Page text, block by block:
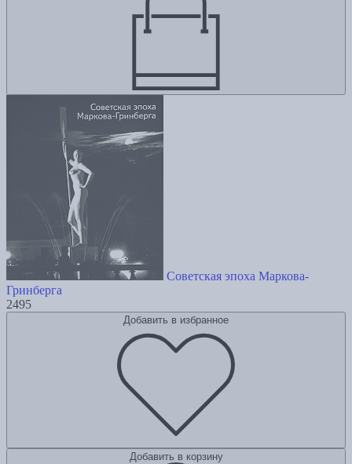
Советская эпоха Маркова-
Гринберга
2495
Добавить в избранное
Добавить в корзину